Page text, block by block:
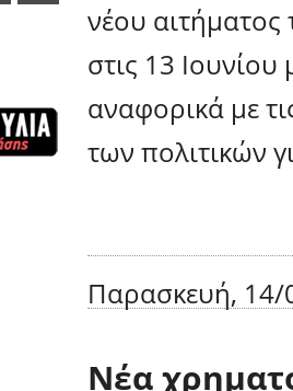
νέου
στις 13
αναφορικά με
των πολιτικών
Παρασκευή, 14/
Νέα